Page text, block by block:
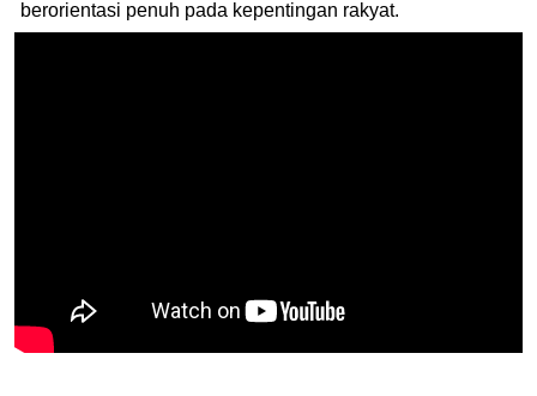
berorientasi penuh pada kepentingan rakyat.